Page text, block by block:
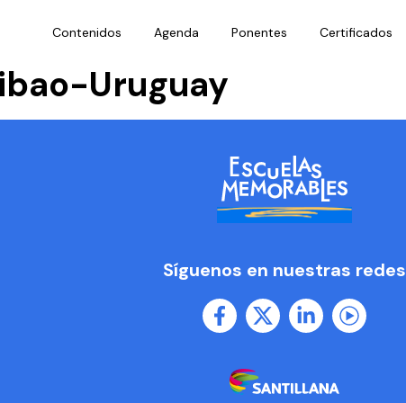
Contenidos Agenda Ponentes Certificados
Uruguay
Síguenos en nuestras redes